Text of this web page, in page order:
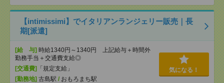
【intimissimi】でイタリアンランジェリー販売｜長
期[派遣]
[給 与] 時給1340円～1340円 上記給与＋時間外
勤務手当＋交通費支給◎
[交通費]
「規定支給」
[勤務地] 古島駅 / おもろまち駅
気になる！